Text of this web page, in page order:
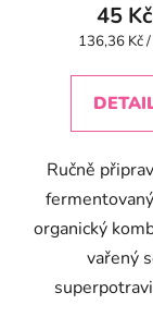
45 Kč
Měrná
136,36 Kč
Ručně
organický
vařený